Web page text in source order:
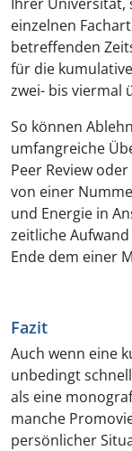
einzelnen
betreffenden
für die
zwei- bis viermal
So können
umfangreiche
Peer Review
von einer
und Energie in
zeitliche
Ende dem einer
Fazit
Auch wenn eine
unbedingt
als eine
manche
persönlicher